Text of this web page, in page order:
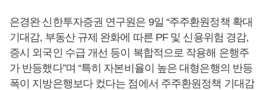
은경완 신한투자증권 연구원은 9일 “주주환원정책 확대
기대감, 부동산 규제 완화에 따른 PF 및 신용위험 경감,
증시 외국인 수급 개선 등이 복합적으로 작용해 은행주
가 반등했다”며 “특히 자본비율이 높은 대형은행의 반등
폭이 지방은행보다 컸다는 점에서 주주환원정책 기대감